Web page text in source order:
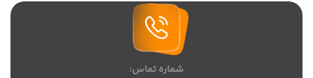
شماره تماس: